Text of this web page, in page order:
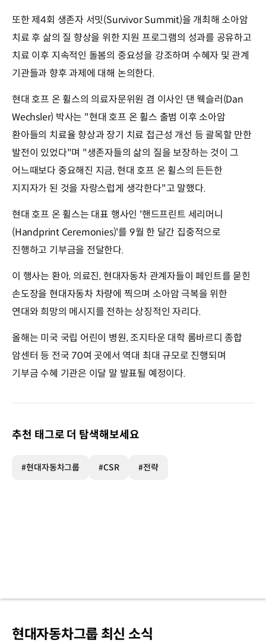
또한 제4회 생존자 서밋(Survivor Summit)을 개최해 소아암
치료 후 삶의 질 향상을 위한 지원 프로그램의 성과를 공유하고
치료 이후 지속적인 돌봄의 중요성을 강조하며 수혜자 및 관계
기관들과 향후 과제에 대해 논의한다.
현대 호프 온 휠스의 의료자문위원 겸 이사인 댄 웩슬러(Dan
Wechsler) 박사는 "현대 호프 온 휠스 출범 이후 소아암
환아들의 치료율 향상과 장기 치료 접근성 개선 등 괄목할 만한
발전이 있었다"며 "생존자들의 삶의 질을 보장하는 것이 그
어느때보다 중요해진 지금, 현대 호프 온 휠스의 든든한
지지자가 된 것을 자랑스럽게 생각한다"고 말했다.
현대 호프 온 휠스는 대표 행사인 '핸드프린트 세리머니
(Handprint Ceremonies)'를 9월 한 달간 집중적으로
진행하고 기부금을 전달한다.
이 행사는 환아, 의료진, 현대자동차 관계자들이 페인트를 묻힌
손도장을 현대자동차 차량에 찍으며 소아암 극복을 위한
연대와 희망의 메시지를 전하는 상징적인 자리다.
올해는 미국 국립 어린이 병원, 조지타운 대학 롬바르디 종합
암센터 등 전국 70여 곳에서 역대 최대 규모로 진행되며
기부금 수혜 기관은 이달 말 발표될 예정이다.
추천 태그로 더 탐색해보세요
#현대자동차그룹 #CSR #전략
현대자동차그룹 최신 소식